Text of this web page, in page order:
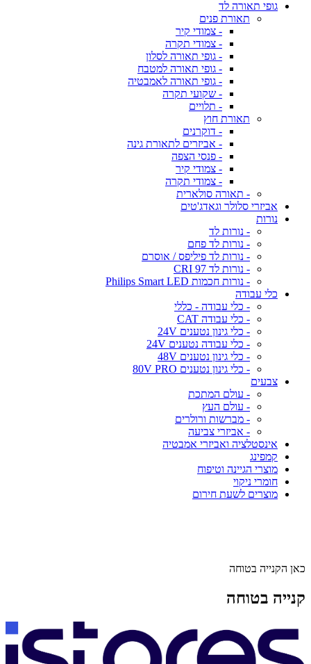
גופי תאורה לד
תאורת פנים
- צמודי קיר
- צמודי תקרה
- גופי תאורה לסלון
- גופי תאורה למטבח
- גופי תאורה לאמבטיה
- שקועי תקרה
- תלויים
תאורת חוץ
- דוקרנים
- אביזרים לתאורת גינה
- פנסי הצפה
- צמודי קיר
- צמודי תקרה
- תאורה סולארית
אביזרי סלולר וגאדג'טים
נורות
- נורות לד
- נורות לד פחם
- נורות לד פיליפס / אוסרם
- נורות לד CRI 97
- נורות חכמות Philips Smart LED
כלי עבודה
- כלי עבודה - כללי
- כלי עבודה CAT
- כלי גינון נטענים 24V
- כלי עבודה נטענים 24V
- כלי גינון נטענים 48V
- כלי גינון נטענים 80V PRO
צבעים
- עולם המתכת
- עולם העץ
- מברשות ורולרים
- אביזרי צביעה
אינסטלציה ואביזרי אמבטיה
קמפינג
מוצרי הגיינה וטיפוח
חומרי ניקוי
מוצרים לשעת חירום
כאן הקנייה בטוחה
קנייה בטוחה